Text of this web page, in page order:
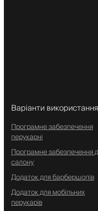
Варіанти використання
Програмне забезпечення
перукарні
Програмне забезпечення
салону
Додаток для барбершопів
Додаток для мобільних
перукарів